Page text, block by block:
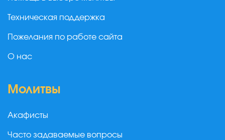
Техническая поддержка
Пожелания по работе сайта
О нас
Молитвы
Акафисты
Часто задаваемые вопросы